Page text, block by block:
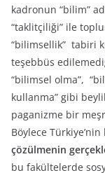
kadronun “bilim”
“taklitçiliği” ile
“bilimsellik” tabiri
teşebbüs
“bilimsel olma”,
kullanma” gibi
paganizme bir
Böylece
çözülmenin
bu fakültelerde